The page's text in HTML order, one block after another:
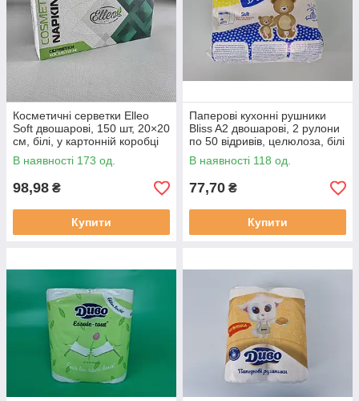
Косметичні серветки Elleo
Soft двошарові, 150 шт, 20×20
см, білі, у картонній коробці
В наявності 173 од.
98,98 ₴
Купити
Паперові кухонні рушники
Bliss A2 двошарові, 2 рулони
по 50 відривів, целюлоза, білі
В наявності 118 од.
77,70 ₴
Купити